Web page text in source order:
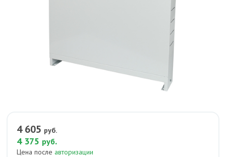
4 605 руб.
4 375 руб.
Цена после авторизации